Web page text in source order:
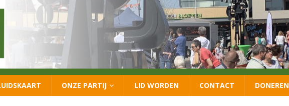
[ 20 mei 2026 ] Leefbaar 3B ondersteunt oproep van lokale partijen uit heel Nederland: schaf het
luchtalarm niet af! FRACTIE
[ 14 mei 2026 ] Update over de formatie: vacature voor onafhankelijke wethouder Sociaal Domein
[ 26 juni 2026 ] Leefbaar 3B en CDA presenteren coalitieakkoord: ‘Groeien met behoud van karakter’
ONZE PARTIJ LID WORDEN CONTACT DONEREN